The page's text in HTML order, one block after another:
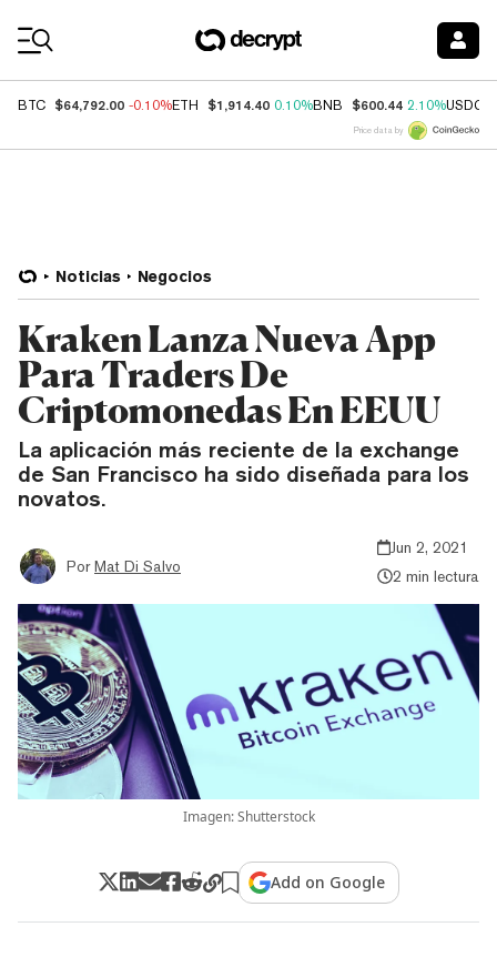
BTC $64,792.00 -0.10%ETH $1,914.40 0.10%BNB $600.44 2.10%USDC
Price data by
Noticias Negocios
Kraken Lanza Nueva App
Para Traders De
Criptomonedas En EEUU
La aplicación más reciente de la exchange
de San Francisco ha sido diseñada para los
novatos.
Por Mat Di Salvo
Jun 2, 2021
2 min lectura
Imagen: Shutterstock
Add on Google